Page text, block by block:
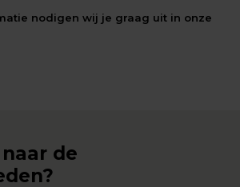
nodigen wij je graag uit in onze
de